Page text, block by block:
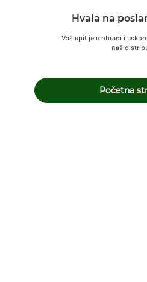
Hvala na
Vaš upit je u obradi i
naš
Početna